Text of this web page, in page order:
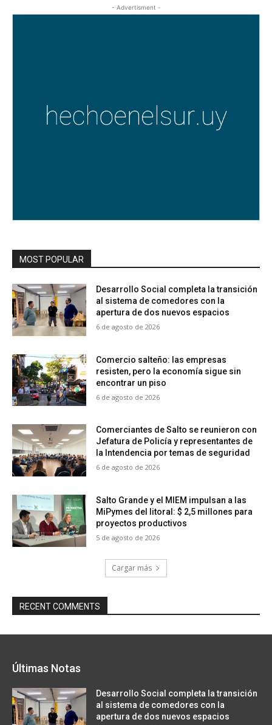
- Advertisment -
MOST POPULAR
Desarrollo Social completa la transición
al sistema de comedores con la
apertura de dos nuevos espacios
6 de agosto de 2026
Comercio salteño: las empresas
resisten, pero la economía sigue sin
encontrar un piso
6 de agosto de 2026
Comerciantes de Salto se reunieron con
Jefatura de Policía y representantes de
la Intendencia por temas de seguridad
6 de agosto de 2026
Salto Grande y el MIEM impulsan a las
MiPymes del litoral: $ 2,5 millones para
proyectos productivos
5 de agosto de 2026
Cargar más
RECENT COMMENTS
Últimas Notas
Desarrollo Social completa la transición
al sistema de comedores con la
apertura de dos nuevos espacios